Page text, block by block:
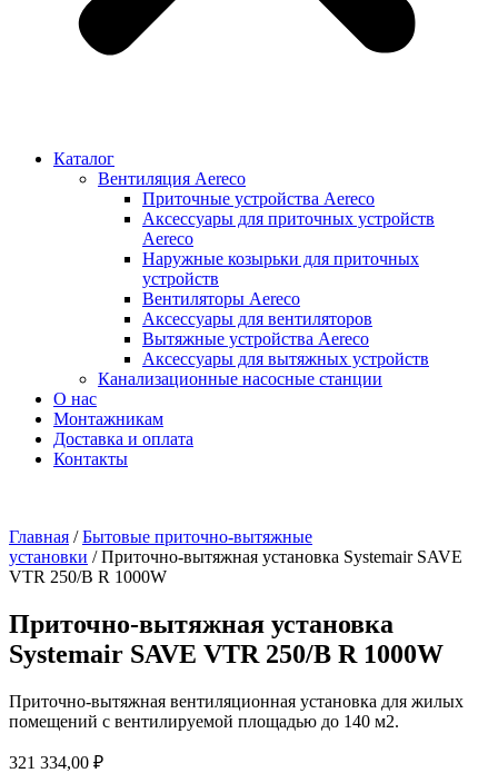
Каталог
Вентиляция Aereco
Приточные устройства Aereco
Аксессуары для приточных устройств
Aereco
Наружные козырьки для приточных
устройств
Вентиляторы Aereco
Аксессуары для вентиляторов
Вытяжные устройства Aereco
Аксессуары для вытяжных устройств
Канализационные насосные станции
О нас
Монтажникам
Доставка и оплата
Контакты
Главная /Бытовые приточно-вытяжные
установки / Приточно-вытяжная установка Systemair SAVE
VTR 250/B R 1000W
Приточно-вытяжная установка
Systemair SAVE VTR 250/B R 1000W
Приточно-вытяжная вентиляционная установка для жилых
помещений с вентилируемой площадью до 140 м2.
321 334,00 ₽